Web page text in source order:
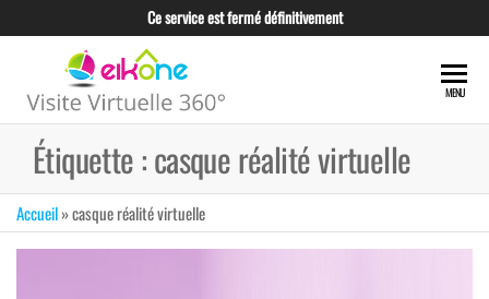
to
content
Ce service est fermé définitivement
VISITE
VIRTUELLE
360°
TUNISIE
LES
ENTREPRISES
MENU
Étiquette :casque réalité virtuelle
Accueil»casque réalité virtuelle